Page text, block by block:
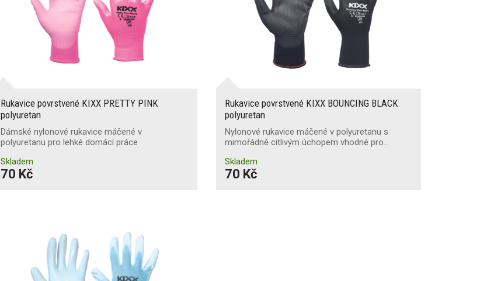
Rukavice povrstvené KIXX PRETTY PINK
polyuretan
Dámské nylonové rukavice máčené v
polyuretanu pro lehké domácí práce
Skladem
70 Kč
Rukavice povrstvené KIXX BOUNCING BLACK
polyuretan
Nylonové rukavice máčené v polyuretanu s
mimořádně citlivým úchopem vhodné pro…
Skladem
70 Kč